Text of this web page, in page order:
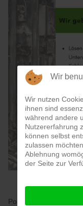
Posted in:
Wir
Wir nutzen
ihnen sind
während andere
Nutzererfahrung
können selbst
zulassen
Ablehnung
der Seite zur